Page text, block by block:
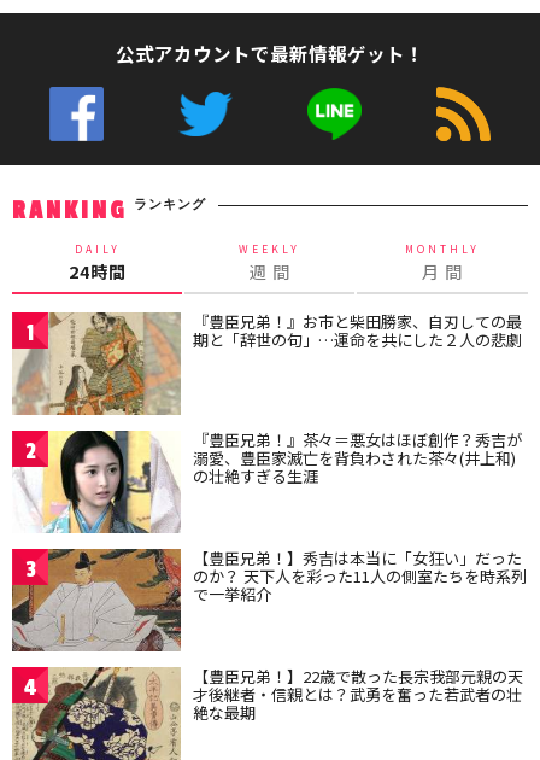
公式アカウントで最新情報ゲット！
RANKING ランキング
DAILY
24時間
WEEKLY
週 間
MONTHLY
月 間
1 『豊臣兄弟！』お市と柴田勝家、自刃しての最
期と「辞世の句」…運命を共にした２人の悲劇
2 『豊臣兄弟！』茶々＝悪女はほぼ創作？秀吉が
溺愛、豊臣家滅亡を背負わされた茶々(井上和)
の壮絶すぎる生涯
3 【豊臣兄弟！】秀吉は本当に「女狂い」だった
のか？ 天下人を彩った11人の側室たちを時系列
で一挙紹介
4 【豊臣兄弟！】22歳で散った長宗我部元親の天
才後継者・信親とは？武勇を奮った若武者の壮
絶な最期